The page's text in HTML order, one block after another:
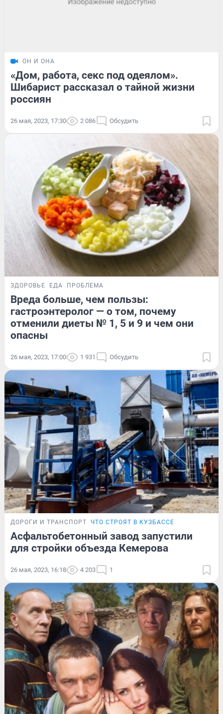
ОН И ОНА
«Дом, работа, секс под одеялом».
Шибарист рассказал о тайной жизни
россиян
26 мая, 2023, 17:30 2 086 Обсудить
ЗДОРОВЬЕ ЕДА ПРОБЛЕМА
Вреда больше, чем пользы:
гастроэнтеролог — о том, почему
отменили диеты № 1, 5 и 9 и чем они
опасны
26 мая, 2023, 17:00 1 931 Обсудить
ДОРОГИ И ТРАНСПОРТ ЧТО СТРОЯТ В КУЗБАССЕ
Асфальтобетонный завод запустили
для стройки объезда Кемерова
26 мая, 2023, 16:18 4 203 1